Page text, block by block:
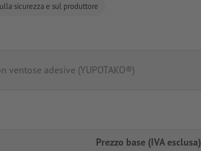
sicurezza e sul produttore
ventose adesive (YUPOTAKO®)
Prezzo base (IVA esclusa)